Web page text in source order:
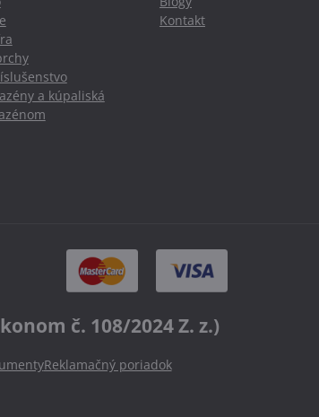
a kúpaliská
Kontakt
č. 108/2024 Z. z.)
Reklamačný poriadok